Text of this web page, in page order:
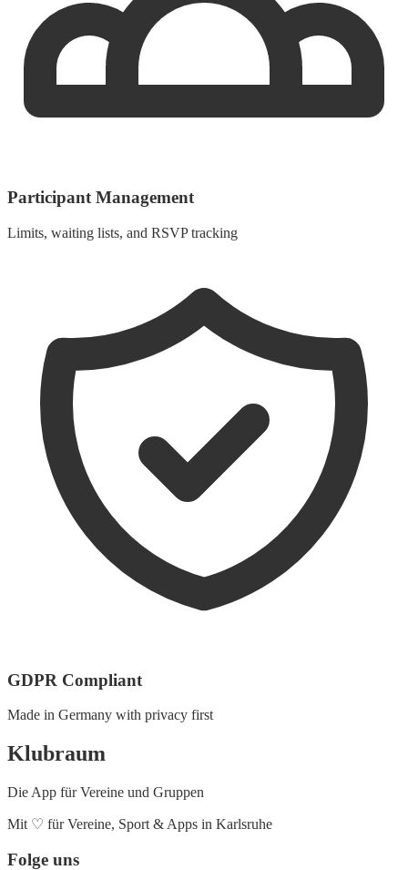
Participant Management
Limits, waiting lists, and RSVP tracking
GDPR Compliant
Made in Germany with privacy first
Klubraum
Die App für Vereine und Gruppen
Mit ♡ für Vereine, Sport & Apps in Karlsruhe
Folge uns